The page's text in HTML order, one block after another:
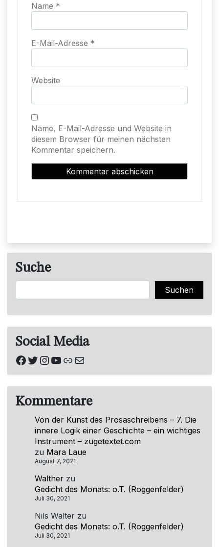
Name *
E-Mail-Adresse *
Website
Name, E-Mail-Adresse und Website in
diesem Browser für meinen nächsten
Kommentar speichern.
Suche
Suchen Suchen
Social Media
Facebook
Twitter
Instagram
YouTube
Link
E-Mail
Kommentare
Von der Kunst des Prosaschreibens – 7. Die
innere Logik einer Geschichte – ein wichtiges
Instrument – zugetextet.com
zu Mara Laue
August 7, 2021
Walther zu
Gedicht des Monats: o.T. (Roggenfelder)
Juli 30, 2021
Nils Walter zu
Gedicht des Monats: o.T. (Roggenfelder)
Juli 30, 2021